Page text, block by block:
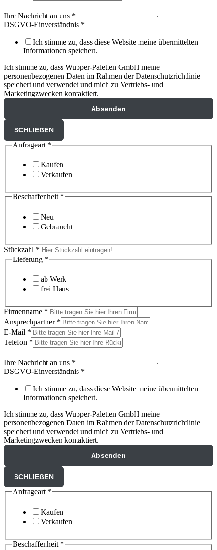
Ihre Nachricht an uns *
DSGVO-Einverständnis *
Ich stimme zu, dass diese Website meine übermittelten
Informationen speichert.
Ich stimme zu, dass Wupper-Paletten GmbH meine
personenbezogenen Daten im Rahmen der Datenschutzrichtlinie
speichert und verwendet und mich zu Vertriebs- und
Marketingzwecken kontaktiert.
Absenden
SCHLIEẞEN
Anfrageart *
Kaufen
Verkaufen
Beschaffenheit *
Neu
Gebraucht
Stückzahl *
Lieferung *
ab Werk
frei Haus
Firmenname *
Ansprechpartner *
E-Mail *
Telefon *
Ihre Nachricht an uns *
DSGVO-Einverständnis *
Ich stimme zu, dass diese Website meine übermittelten
Informationen speichert.
Ich stimme zu, dass Wupper-Paletten GmbH meine
personenbezogenen Daten im Rahmen der Datenschutzrichtlinie
speichert und verwendet und mich zu Vertriebs- und
Marketingzwecken kontaktiert.
Absenden
SCHLIEẞEN
Anfrageart *
Kaufen
Verkaufen
Beschaffenheit *